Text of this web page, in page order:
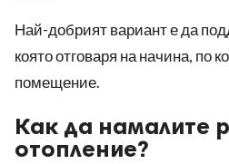
Най-добрият вариант е да
която отговаря на начина, по
помещение.
Как да намалите
отопление?